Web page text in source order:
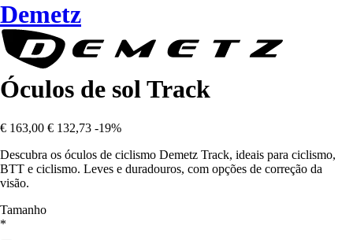
Demetz
Óculos de sol Track
€ 163,00 € 132,73 -19%
Descubra os óculos de ciclismo Demetz Track, ideais para ciclismo,
BTT e ciclismo. Leves e duradouros, com opções de correção da
visão.
Tamanho
*